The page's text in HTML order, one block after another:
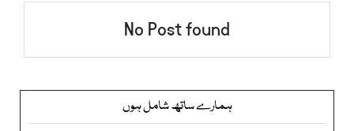
No Post found
ہمارے ساتھ شامل ہوں